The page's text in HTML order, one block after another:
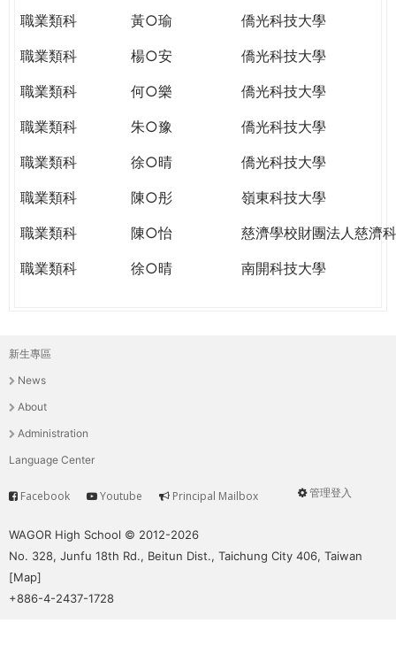
職業類科
黃○瑜
僑光科技大學
職業類科
楊○安
僑光科技大學
職業類科
何○樂
僑光科技大學
職業類科
朱○豫
僑光科技大學
職業類科
徐○晴
僑光科技大學
職業類科
陳○彤
嶺東科技大學
職業類科
陳○怡
慈濟學校財團法人慈濟
職業類科
徐○晴 南開科技大學
主
選
單
新生專區
News
About
Administration
Language Center
User
管理登入
Service
Facebook Youtube Principal Mailbox
WAGOR High School © 2012-2026
No. 328, Junfu 18th Rd., Beitun Dist., Taichung City 406, Taiwan
[Map]
+886-4-2437-1728